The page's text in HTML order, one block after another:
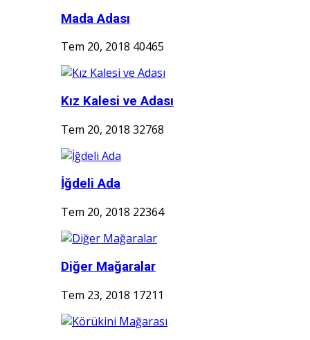
Mada Adası
Tem 20, 2018 40465
Kız Kalesi ve Adası
Tem 20, 2018 32768
İğdeli Ada
Tem 20, 2018 22364
Diğer Mağaralar
Tem 23, 2018 17211